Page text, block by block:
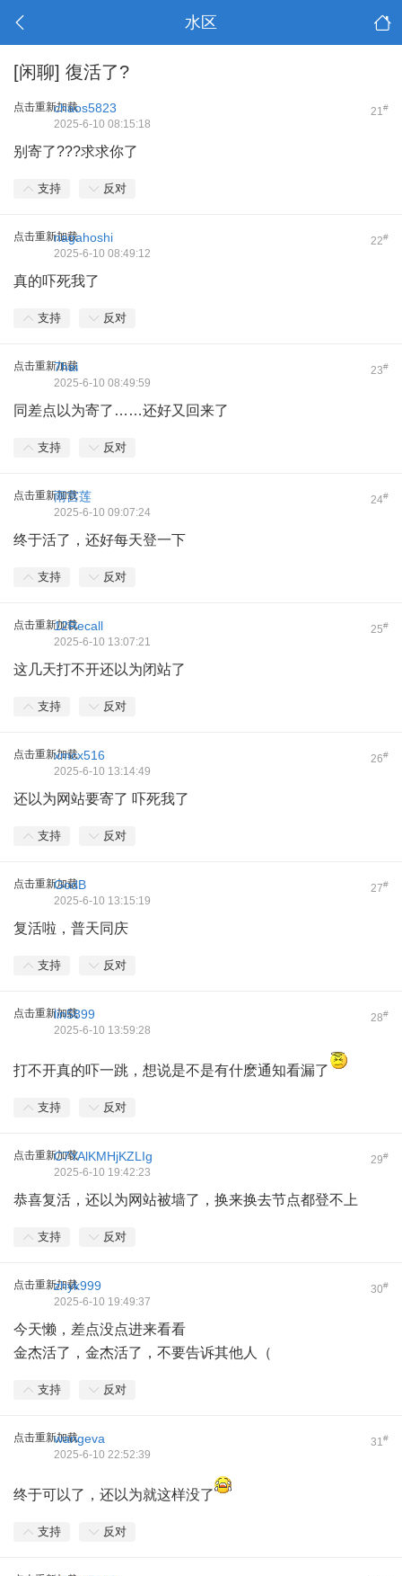
水区
[闲聊] 復活了?
点击重新加载 21#
chaos5823
2025-6-10 08:15:18
别寄了???求求你了
支持 反对
点击重新加载 22#
nagahoshi
2025-6-10 08:49:12
真的吓死我了
支持 反对
点击重新加载 23#
7hai
2025-6-10 08:49:59
同差点以为寄了……还好又回来了
支持 反对
点击重新加载 24#
雨宫莲
2025-6-10 09:07:24
终于活了，还好每天登一下
支持 反对
点击重新加载 25#
12Recall
2025-6-10 13:07:21
这几天打不开还以为闭站了
支持 反对
点击重新加载 26#
xmcx516
2025-6-10 13:14:49
还以为网站要寄了 吓死我了
支持 反对
点击重新加载 27#
GodB
2025-6-10 13:15:19
复活啦，普天同庆
支持 反对
点击重新加载 28#
lin5899
2025-6-10 13:59:28
打不开真的吓一跳，想说是不是有什麽通知看漏了
支持 反对
点击重新加载 29#
C7YAlKMHjKZLIg
2025-6-10 19:42:23
恭喜复活，还以为网站被墙了，换来换去节点都登不上
支持 反对
点击重新加载 30#
zhyk999
2025-6-10 19:49:37
今天懒，差点没点进来看看
金杰活了，金杰活了，不要告诉其他人（
支持 反对
点击重新加载 31#
wangeva
2025-6-10 22:52:39
终于可以了，还以为就这样没了
支持 反对